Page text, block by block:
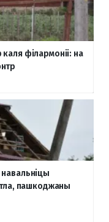
філармоніі: на
пашкоджаны